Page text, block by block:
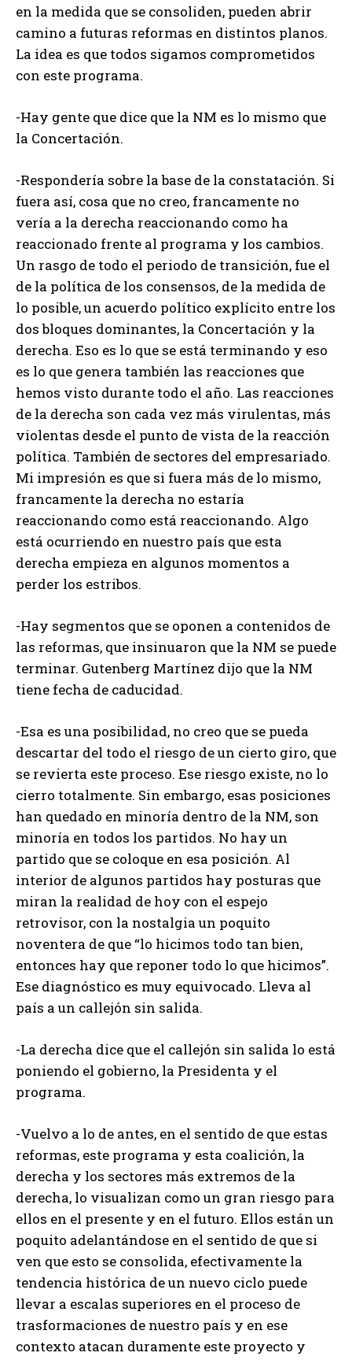
en la medida que se consoliden, pueden abrir
camino a futuras reformas en distintos planos.
La idea es que todos sigamos comprometidos
con este programa.
-Hay gente que dice que la NM es lo mismo que
la Concertación.
-Respondería sobre la base de la constatación. Si
fuera así, cosa que no creo, francamente no
vería a la derecha reaccionando como ha
reaccionado frente al programa y los cambios.
Un rasgo de todo el periodo de transición, fue el
de la política de los consensos, de la medida de
lo posible, un acuerdo político explícito entre los
dos bloques dominantes, la Concertación y la
derecha. Eso es lo que se está terminando y eso
es lo que genera también las reacciones que
hemos visto durante todo el año. Las reacciones
de la derecha son cada vez más virulentas, más
violentas desde el punto de vista de la reacción
política. También de sectores del empresariado.
Mi impresión es que si fuera más de lo mismo,
francamente la derecha no estaría
reaccionando como está reaccionando. Algo
está ocurriendo en nuestro país que esta
derecha empieza en algunos momentos a
perder los estribos.
-Hay segmentos que se oponen a contenidos de
las reformas, que insinuaron que la NM se puede
terminar. Gutenberg Martínez dijo que la NM
tiene fecha de caducidad.
-Esa es una posibilidad, no creo que se pueda
descartar del todo el riesgo de un cierto giro, que
se revierta este proceso. Ese riesgo existe, no lo
cierro totalmente. Sin embargo, esas posiciones
han quedado en minoría dentro de la NM, son
minoría en todos los partidos. No hay un
partido que se coloque en esa posición. Al
interior de algunos partidos hay posturas que
miran la realidad de hoy con el espejo
retrovisor, con la nostalgia un poquito
noventera de que “lo hicimos todo tan bien,
entonces hay que reponer todo lo que hicimos”.
Ese diagnóstico es muy equivocado. Lleva al
país a un callejón sin salida.
-La derecha dice que el callejón sin salida lo está
poniendo el gobierno, la Presidenta y el
programa.
-Vuelvo a lo de antes, en el sentido de que estas
reformas, este programa y esta coalición, la
derecha y los sectores más extremos de la
derecha, lo visualizan como un gran riesgo para
ellos en el presente y en el futuro. Ellos están un
poquito adelantándose en el sentido de que si
ven que esto se consolida, efectivamente la
tendencia histórica de un nuevo ciclo puede
llevar a escalas superiores en el proceso de
trasformaciones de nuestro país y en ese
contexto atacan duramente este proyecto y